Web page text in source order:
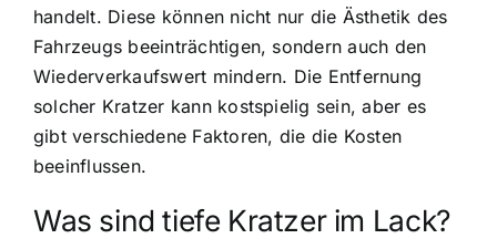
handelt. Diese können nicht nur die Ästhetik des
Fahrzeugs beeinträchtigen, sondern auch den
Wiederverkaufswert mindern. Die Entfernung
solcher Kratzer kann kostspielig sein, aber es
gibt verschiedene Faktoren, die die Kosten
beeinflussen.
Was sind tiefe Kratzer im Lack?